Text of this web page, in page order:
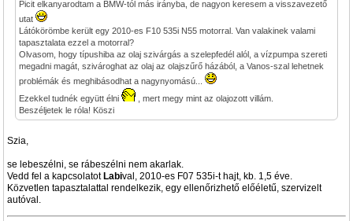
Picit elkanyarodtam a BMW-tól más irányba, de nagyon keresem a visszavezető
utat
Látókörömbe került egy 2010-es F10 535i N55 motorral. Van valakinek valami
tapasztalata ezzel a motorral?
Olvasom, hogy típushiba az olaj szivárgás a szelepfedél alól, a vízpumpa szereti
megadni magát, szivároghat az olaj az olajszűrő házából, a Vanos-szal lehetnek
problémák és meghibásodhat a nagynyomású...
Ezekkel tudnék együtt élni
, mert megy mint az olajozott villám.
Beszéljetek le róla! Köszi
Szia,
se lebeszélni, se rábeszélni nem akarlak.
Vedd fel a kapcsolatot Labival, 2010-es F07 535i-t hajt, kb. 1,5 éve.
Közvetlen tapasztalattal rendelkezik, egy ellenőrizhető előéletű, szervizelt
autóval.